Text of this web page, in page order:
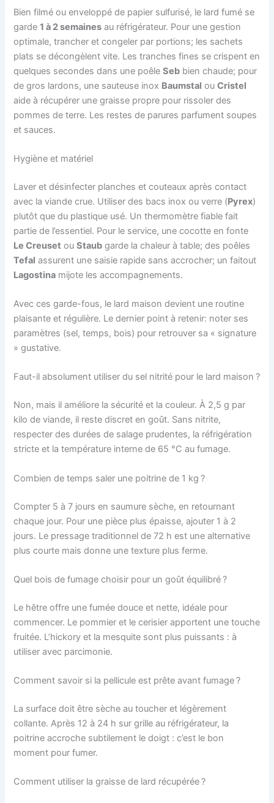
Bien filmé ou enveloppé de papier sulfurisé, le lard fumé se
garde1 à 2 semaines au réfrigérateur. Pour une gestion
optimale, trancher et congeler par portions; les sachets
plats se décongèlent vite. Les tranches fines se crispent en
quelques secondes dans une poêleSeb bien chaude; pour
de gros lardons, une sauteuse inox Baumstal ouCristel
aide à récupérer une graisse propre pour rissoler des
pommes de terre. Les restes de parures parfument soupes
et sauces.
Hygiène et matériel
Laver et désinfecter planches et couteaux après contact
avec la viande crue. Utiliser des bacs inox ou verre (Pyrex)
plutôt que du plastique usé. Un thermomètre fiable fait
partie de l’essentiel. Pour le service, une cocotte en fonte
Le Creuset ouStaub garde la chaleur à table; des poêles
Tefal assurent une saisie rapide sans accrocher; un faitout
Lagostina mijote les accompagnements.
Avec ces garde-fous, le lard maison devient une routine
plaisante et régulière. Le dernier point à retenir: noter ses
paramètres (sel, temps, bois) pour retrouver sa « signature
» gustative.
Faut-il absolument utiliser du sel nitrité pour le lard maison ?
Non, mais il améliore la sécurité et la couleur. À 2,5 g par
kilo de viande, il reste discret en goût. Sans nitrite,
respecter des durées de salage prudentes, la réfrigération
stricte et la température interne de 65 °C au fumage.
Combien de temps saler une poitrine de 1 kg ?
Compter 5 à 7 jours en saumure sèche, en retournant
chaque jour. Pour une pièce plus épaisse, ajouter 1 à 2
jours. Le pressage traditionnel de 72 h est une alternative
plus courte mais donne une texture plus ferme.
Quel bois de fumage choisir pour un goût équilibré ?
Le hêtre offre une fumée douce et nette, idéale pour
commencer. Le pommier et le cerisier apportent une touche
fruitée. L’hickory et la mesquite sont plus puissants : à
utiliser avec parcimonie.
Comment savoir si la pellicule est prête avant fumage ?
La surface doit être sèche au toucher et légèrement
collante. Après 12 à 24 h sur grille au réfrigérateur, la
poitrine accroche subtilement le doigt : c’est le bon
moment pour fumer.
Comment utiliser la graisse de lard récupérée ?